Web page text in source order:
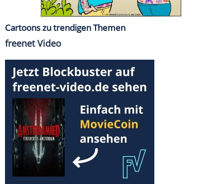
Cartoons zu trendigen Themen
freenet Video